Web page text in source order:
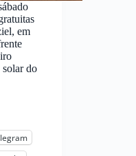
em
solar do